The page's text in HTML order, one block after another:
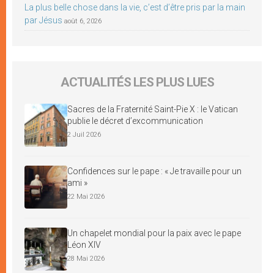
La plus belle chose dans la vie, c’est d’être pris par la main
par Jésus août 6, 2026
ACTUALITÉS LES PLUS LUES
Sacres de la Fraternité Saint-Pie X : le Vatican
publie le décret d’excommunication
2 Juil 2026
Confidences sur le pape : « Je travaille pour un
ami »
22 Mai 2026
Un chapelet mondial pour la paix avec le pape
Léon XIV
28 Mai 2026